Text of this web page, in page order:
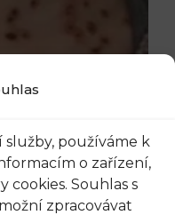
používáme k
o zařízení,
cookies. Souhlas s
zpracovávat
ON YOUR
IT'S THE